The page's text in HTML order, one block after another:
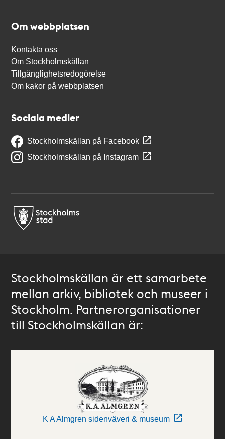
Om webbplatsen
Kontakta oss
Om Stockholmskällan
Tillgänglighetsredogörelse
Om kakor på webbplatsen
Sociala medier
Stockholmskällan på Facebook
Stockholmskällan på Instagram
Stockholmskällan är ett samarbete
mellan arkiv, bibliotek och museer i
Stockholm. Partnerorganisationer
till Stockholmskällan är:
K A Almgren sidenväveri & museum